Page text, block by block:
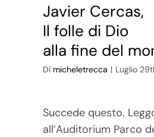
Javier Cercas,
Il folle di Dio
alla fine del
Di micheletrecca | Luglio
Succede questo.
all’Auditorium Parco